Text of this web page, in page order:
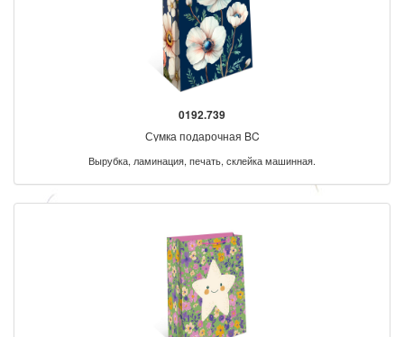
0192.739
Сумка подарочная BC
Вырубка, ламинация, печать, склейка машинная.